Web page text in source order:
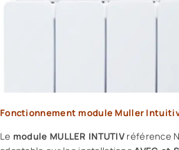
Fonctionnement module Muller
Le module MULLER INTUTIV référence